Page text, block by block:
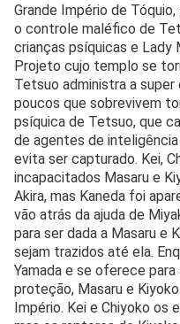
Grande Império de
o controle maléfico de
crianças psíquicas e Lady
Projeto cujo templo se
Tetsuo administra a super
poucos que sobrevivem
psíquica de Tetsuo, que
de agentes de inteligência
evita ser capturado. Kei,
incapacitados Masaru e
Akira, mas Kaneda foi
vão atrás da ajuda de
para ser dada a Masaru e
sejam trazidos até ela.
Yamada e se oferece
proteção, Masaru e
Império. Kei e Chiyoko os